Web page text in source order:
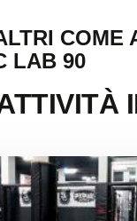
COME
LAB 90